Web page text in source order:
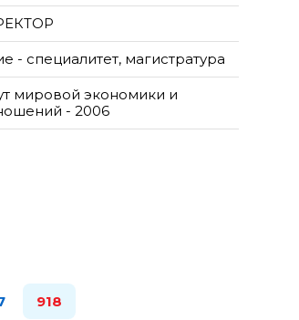
- специалитет, магистратура
мировой экономики и
- 2006
918